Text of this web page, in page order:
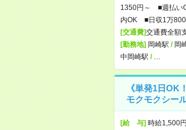
1350円～ ■週払
内OK ■日収1万800
[交通費]交通費全額
[勤務地]岡崎駅 / 岡
中岡崎駅 /
《単発1日OK
モクモクシー
[給 与]時給1,500